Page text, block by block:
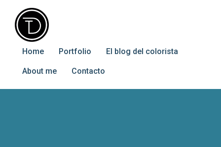
Home Portfolio El blog del colorista
About me Contacto